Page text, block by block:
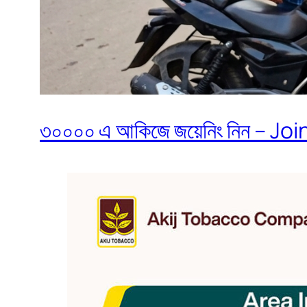
৩০০০০ এ আকিজে জয়েনিং নিন –